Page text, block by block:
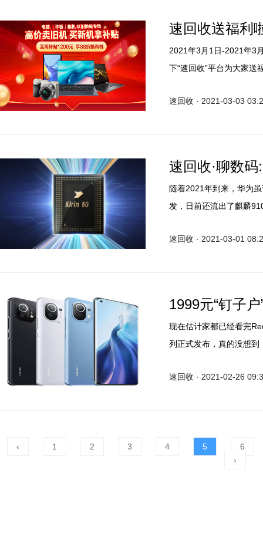
速回收送福利
2021年3月1日-2021年3
下“速回收”平台为大家送
速回收 · 2021-03-03
速回收·聊数
随着2021年到来，华为
发，日前还流出了麒麟
响。全新消息称高通这
速回收 · 2021-03-01
1999元“钉子
现在估计家都已经看完
列正式发布，真的没想
来看下吧。
速回收 · 2021-02-26
‹ 1 2 3 4 5
6
›